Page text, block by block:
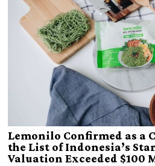
Lemonilo Confirmed as a
the List of Indonesia’s
Valuation Exceeded $100